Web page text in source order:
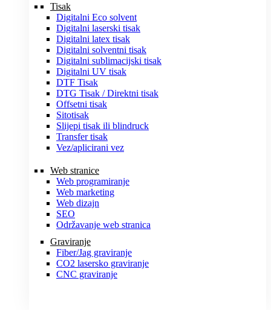
Tisak
Digitalni Eco solvent
Digitalni laserski tisak
Digitalni latex tisak
Digitalni solventni tisak
Digitalni sublimacijski tisak
Digitalni UV tisak
DTF Tisak
DTG Tisak / Direktni tisak
Offsetni tisak
Sitotisak
Slijepi tisak ili blindruck
Transfer tisak
Vez/aplicirani vez
Web stranice
Web programiranje
Web marketing
Web dizajn
SEO
Održavanje web stranica
Graviranje
Fiber/Jag graviranje
CO2 lasersko graviranje
CNC graviranje